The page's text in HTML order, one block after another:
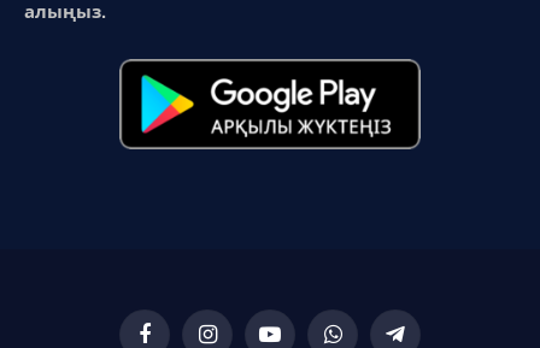
алыңыз.
FacebookInstagramYouTubeWhatsAppTelegram